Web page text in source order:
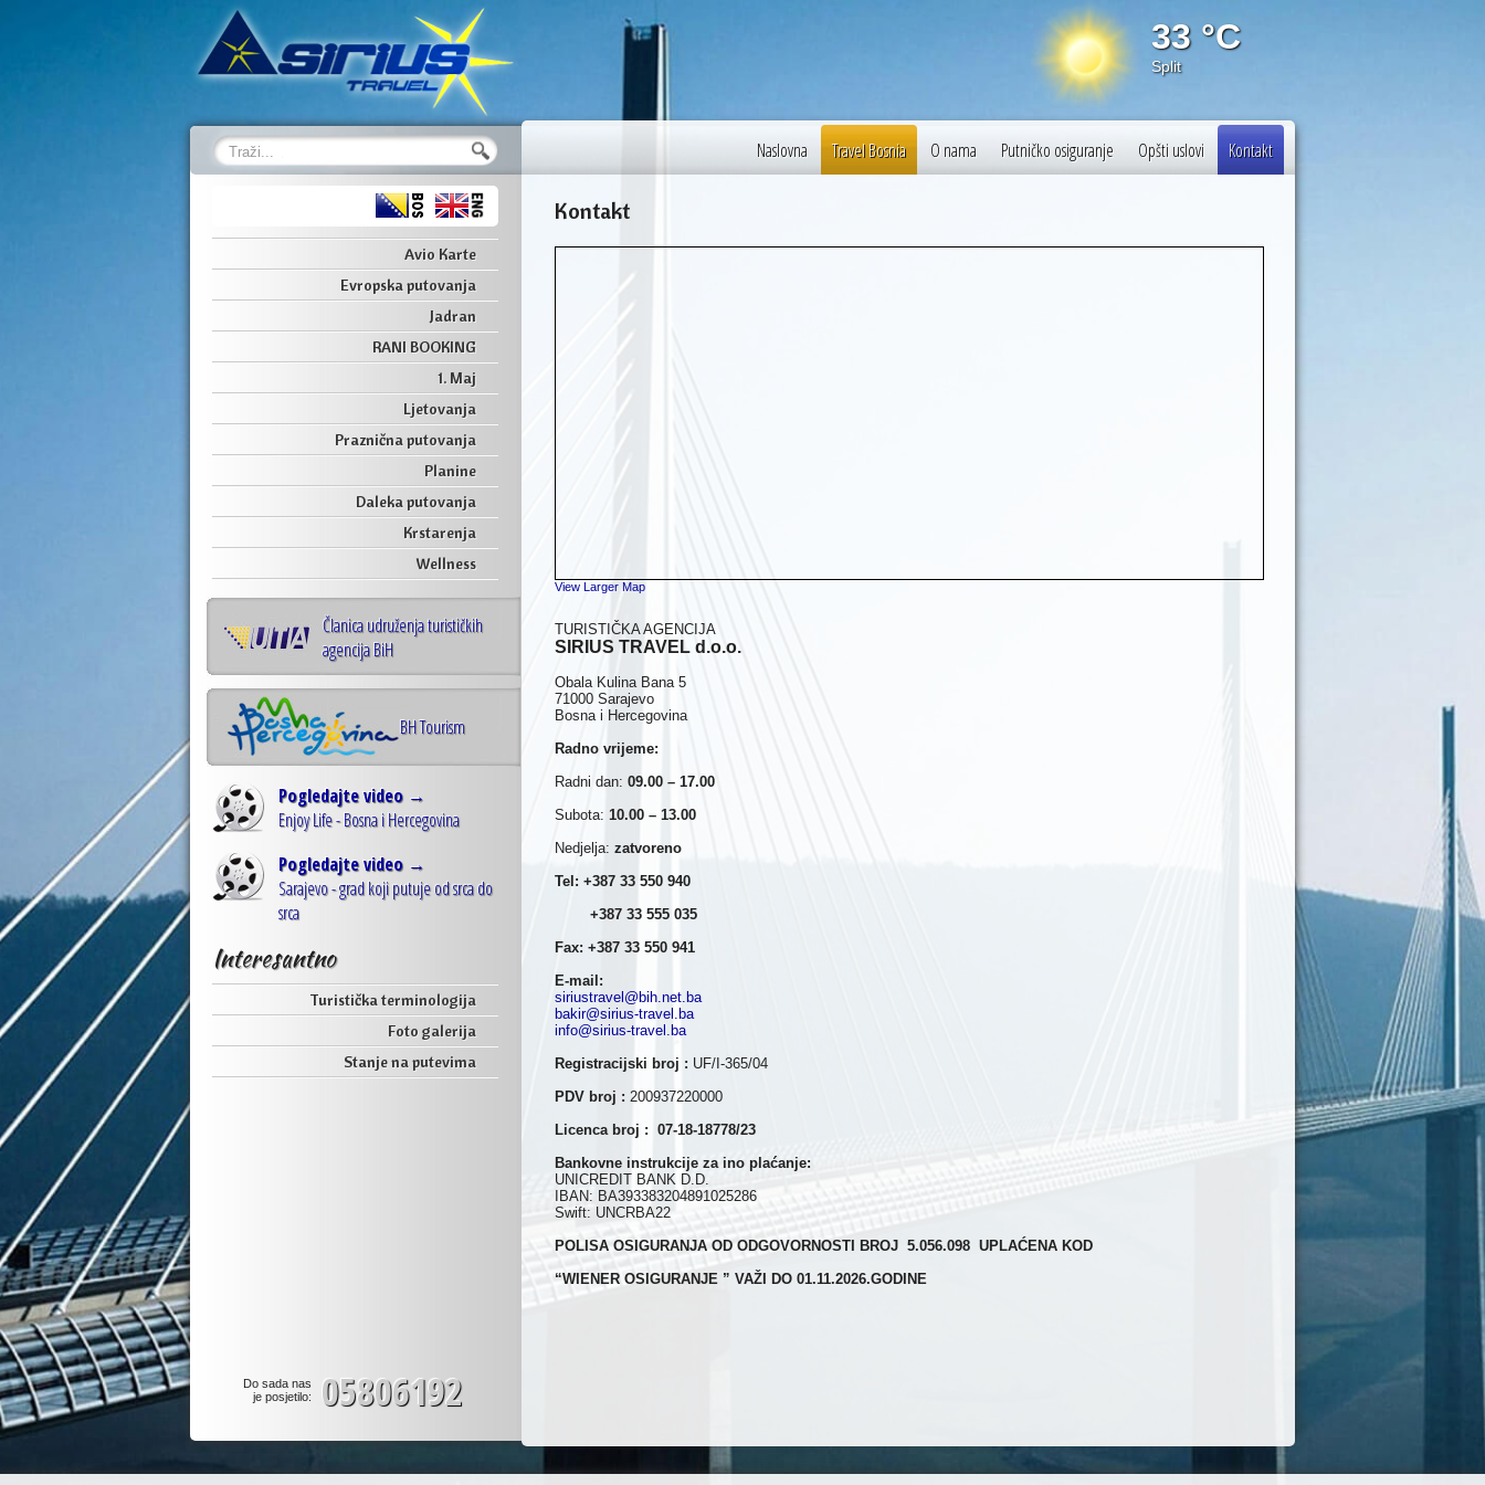
33 °C
Split
Avio Karte
Evropska putovanja
Jadran
RANI BOOKING
1. Maj
Ljetovanja
Praznična putovanja
Planine
Daleka putovanja
Krstarenja
Wellness
Članica udruženja turističkih
agencija BiH
BH Tourism
Pogledajte video →
Enjoy Life - Bosna i Hercegovina
Pogledajte video →
Sarajevo - grad koji putuje od srca do
srca
Interesantno
Turistička terminologija
Foto galerija
Stanje na putevima
Do sada nas
je posjetilo:
05806192
Naslovna Travel Bosnia O nama Putničko osiguranje Opšti uslovi Kontakt
Kontakt
View Larger Map
TURISTIČKA AGENCIJA
SIRIUS TRAVEL d.o.o.
Obala Kulina Bana 5
71000 Sarajevo
Bosna i Hercegovina
Radno vrijeme:
Radni dan: 09.00 – 17.00
Subota: 10.00 – 13.00
Nedjelja: zatvoreno
Tel: +387 33 550 940
+387 33 555 035
Fax: +387 33 550 941
E-mail:
siriustravel@bih.net.ba
bakir@sirius-travel.ba
info@sirius-travel.ba
Registracijski broj : UF/I-365/04
PDV broj : 200937220000
Licenca broj : 07-18-18778/23
Bankovne instrukcije za ino plaćanje:
UNICREDIT BANK D.D.
IBAN: BA393383204891025286
Swift: UNCRBA22
POLISA OSIGURANJA OD ODGOVORNOSTI BROJ 5.056.098 UPLAĆENA KOD
“WIENER OSIGURANJE ” VAŽI DO 01.11.2026.GODINE